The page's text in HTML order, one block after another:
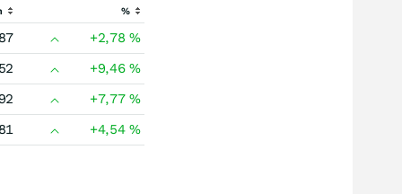
%
+2,78%
+9,46%
+7,77%
+4,54%